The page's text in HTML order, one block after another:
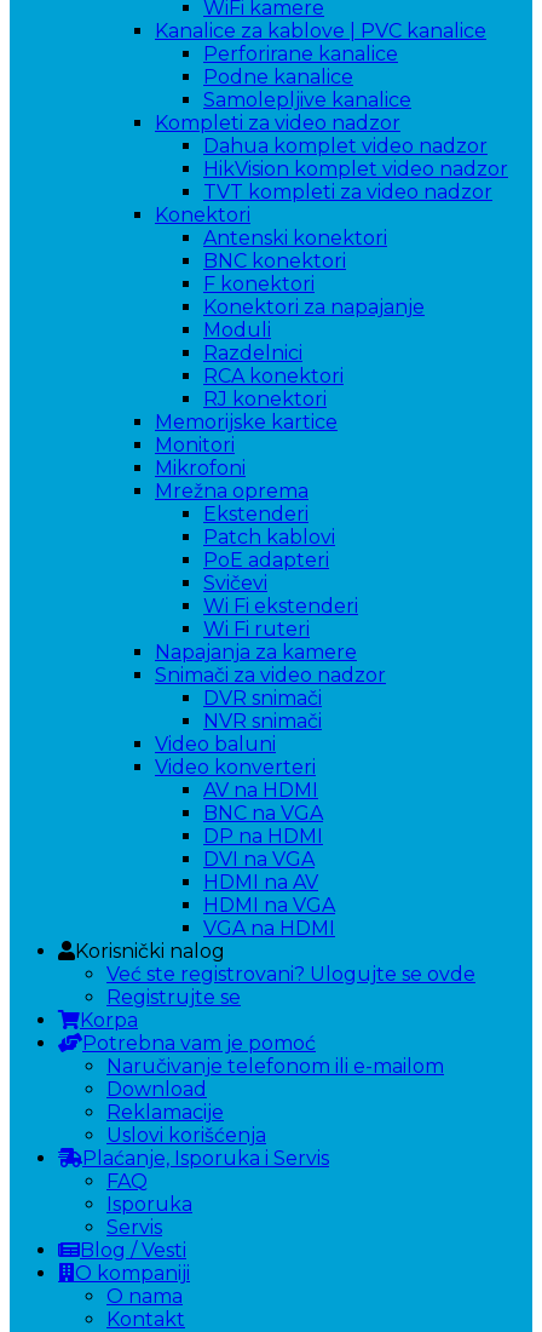
WiFi kamere
Kanalice za kablove | PVC kanalice
Perforirane kanalice
Podne kanalice
Samolepljive kanalice
Kompleti za video nadzor
Dahua komplet video nadzor
HikVision komplet video nadzor
TVT kompleti za video nadzor
Konektori
Antenski konektori
BNC konektori
F konektori
Konektori za napajanje
Moduli
Razdelnici
RCA konektori
RJ konektori
Memorijske kartice
Monitori
Mikrofoni
Mrežna oprema
Ekstenderi
Patch kablovi
PoE adapteri
Svičevi
Wi Fi ekstenderi
Wi Fi ruteri
Napajanja za kamere
Snimači za video nadzor
DVR snimači
NVR snimači
Video baluni
Video konverteri
AV na HDMI
BNC na VGA
DP na HDMI
DVI na VGA
HDMI na AV
HDMI na VGA
VGA na HDMI
Korisnički nalog
Već ste registrovani? Ulogujte se ovde
Registrujte se
Korpa
Potrebna vam je pomoć
Naručivanje telefonom ili e-mailom
Download
Reklamacije
Uslovi korišćenja
Plaćanje, Isporuka i Servis
FAQ
Isporuka
Servis
Blog / Vesti
O kompaniji
O nama
Kontakt